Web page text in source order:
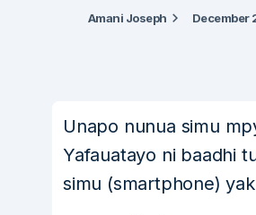
Amani Joseph December
Unapo nunua simu
Yafauatayo ni baadhi
simu (smartphone)